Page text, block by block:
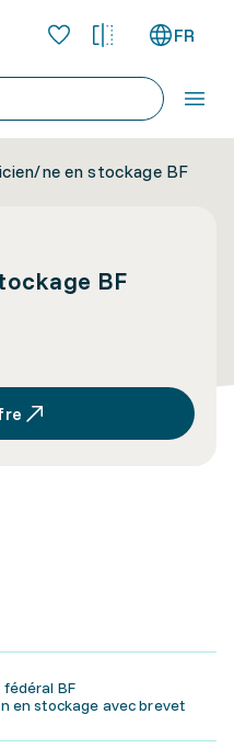
FR
ne en stockage BF
BF
BF
en stockage avec brevet